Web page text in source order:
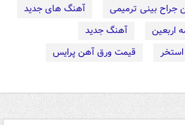
جراح بینی ترمیمی
آهنگ های جدید
اربعین
آهنگ جدید
قیمت ورق آهن پرایس